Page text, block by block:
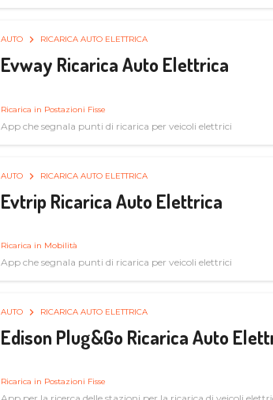
AUTO RICARICA AUTO ELETTRICA
Evway Ricarica Auto Elettrica
Ricarica in Postazioni Fisse
App che segnala punti di ricarica per veicoli elettrici
AUTO RICARICA AUTO ELETTRICA
Evtrip Ricarica Auto Elettrica
Ricarica in Mobilità
App che segnala punti di ricarica per veicoli elettrici
AUTO RICARICA AUTO ELETTRICA
Edison Plug&Go Ricarica Auto
Ricarica in Postazioni Fisse